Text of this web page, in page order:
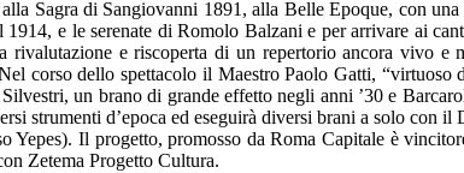
Sagra di Sangiovanni 1891, alla Belle Epoque, con
e le serenate di Romolo Balzani e per arrivare ai
e riscoperta di un repertorio ancora vivo e
corso dello spettacolo il Maestro Paolo Gatti,
un brano di grande effetto negli anni ’30 e
strumenti d’epoca ed eseguirà diversi brani a solo con
Yepes). Il progetto, promosso da Roma Capitale è
Zetema Progetto Cultura.